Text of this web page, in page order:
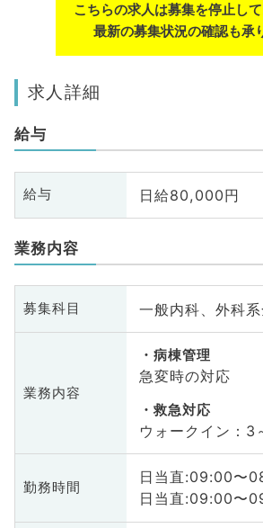
こちらの求人は募集を停止して
最新の募集状況の確認も承
求人詳細
給与
給与 日給80,000円
業務内容
募集科目 一般内科、外科
業務内容
病棟管理
急変時の対応
救急対応
ウォークイン：3
勤務時間
日当直:09:00〜
日当直:09:00〜